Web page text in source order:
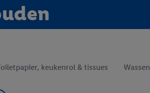
keukenrol & tissues